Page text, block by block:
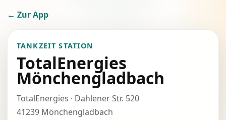
← Zur App
TANKZEIT STATION
TotalEnergies
Mönchengladbach
TotalEnergies · Dahlener Str. 520
41239 Mönchengladbach